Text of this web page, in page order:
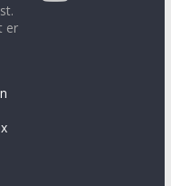
er